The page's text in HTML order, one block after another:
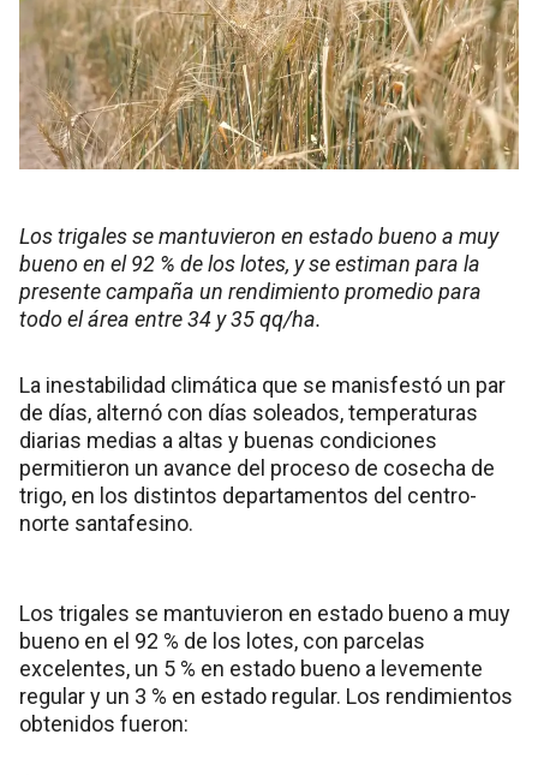
Los trigales se mantuvieron en estado bueno a muy
bueno en el 92 % de los lotes, y se estiman para la
presente campaña un rendimiento promedio para
todo el área entre 34 y 35 qq/ha.
La inestabilidad climática que se manisfestó un par
de días, alternó con días soleados, temperaturas
diarias medias a altas y buenas condiciones
permitieron un avance del proceso de cosecha de
trigo, en los distintos departamentos del centro-
norte santafesino.
Los trigales se mantuvieron en estado bueno a muy
bueno en el 92 % de los lotes, con parcelas
excelentes, un 5 % en estado bueno a levemente
regular y un 3 % en estado regular. Los rendimientos
obtenidos fueron: